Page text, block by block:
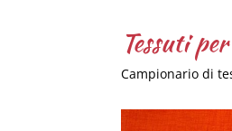
Tessuti
Campionario di